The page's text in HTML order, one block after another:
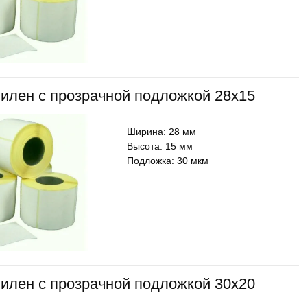
с прозрачной подложкой 28х15
Ширина: 28 мм
Высота: 15 мм
Подложка: 30 мкм
с прозрачной подложкой 30х20